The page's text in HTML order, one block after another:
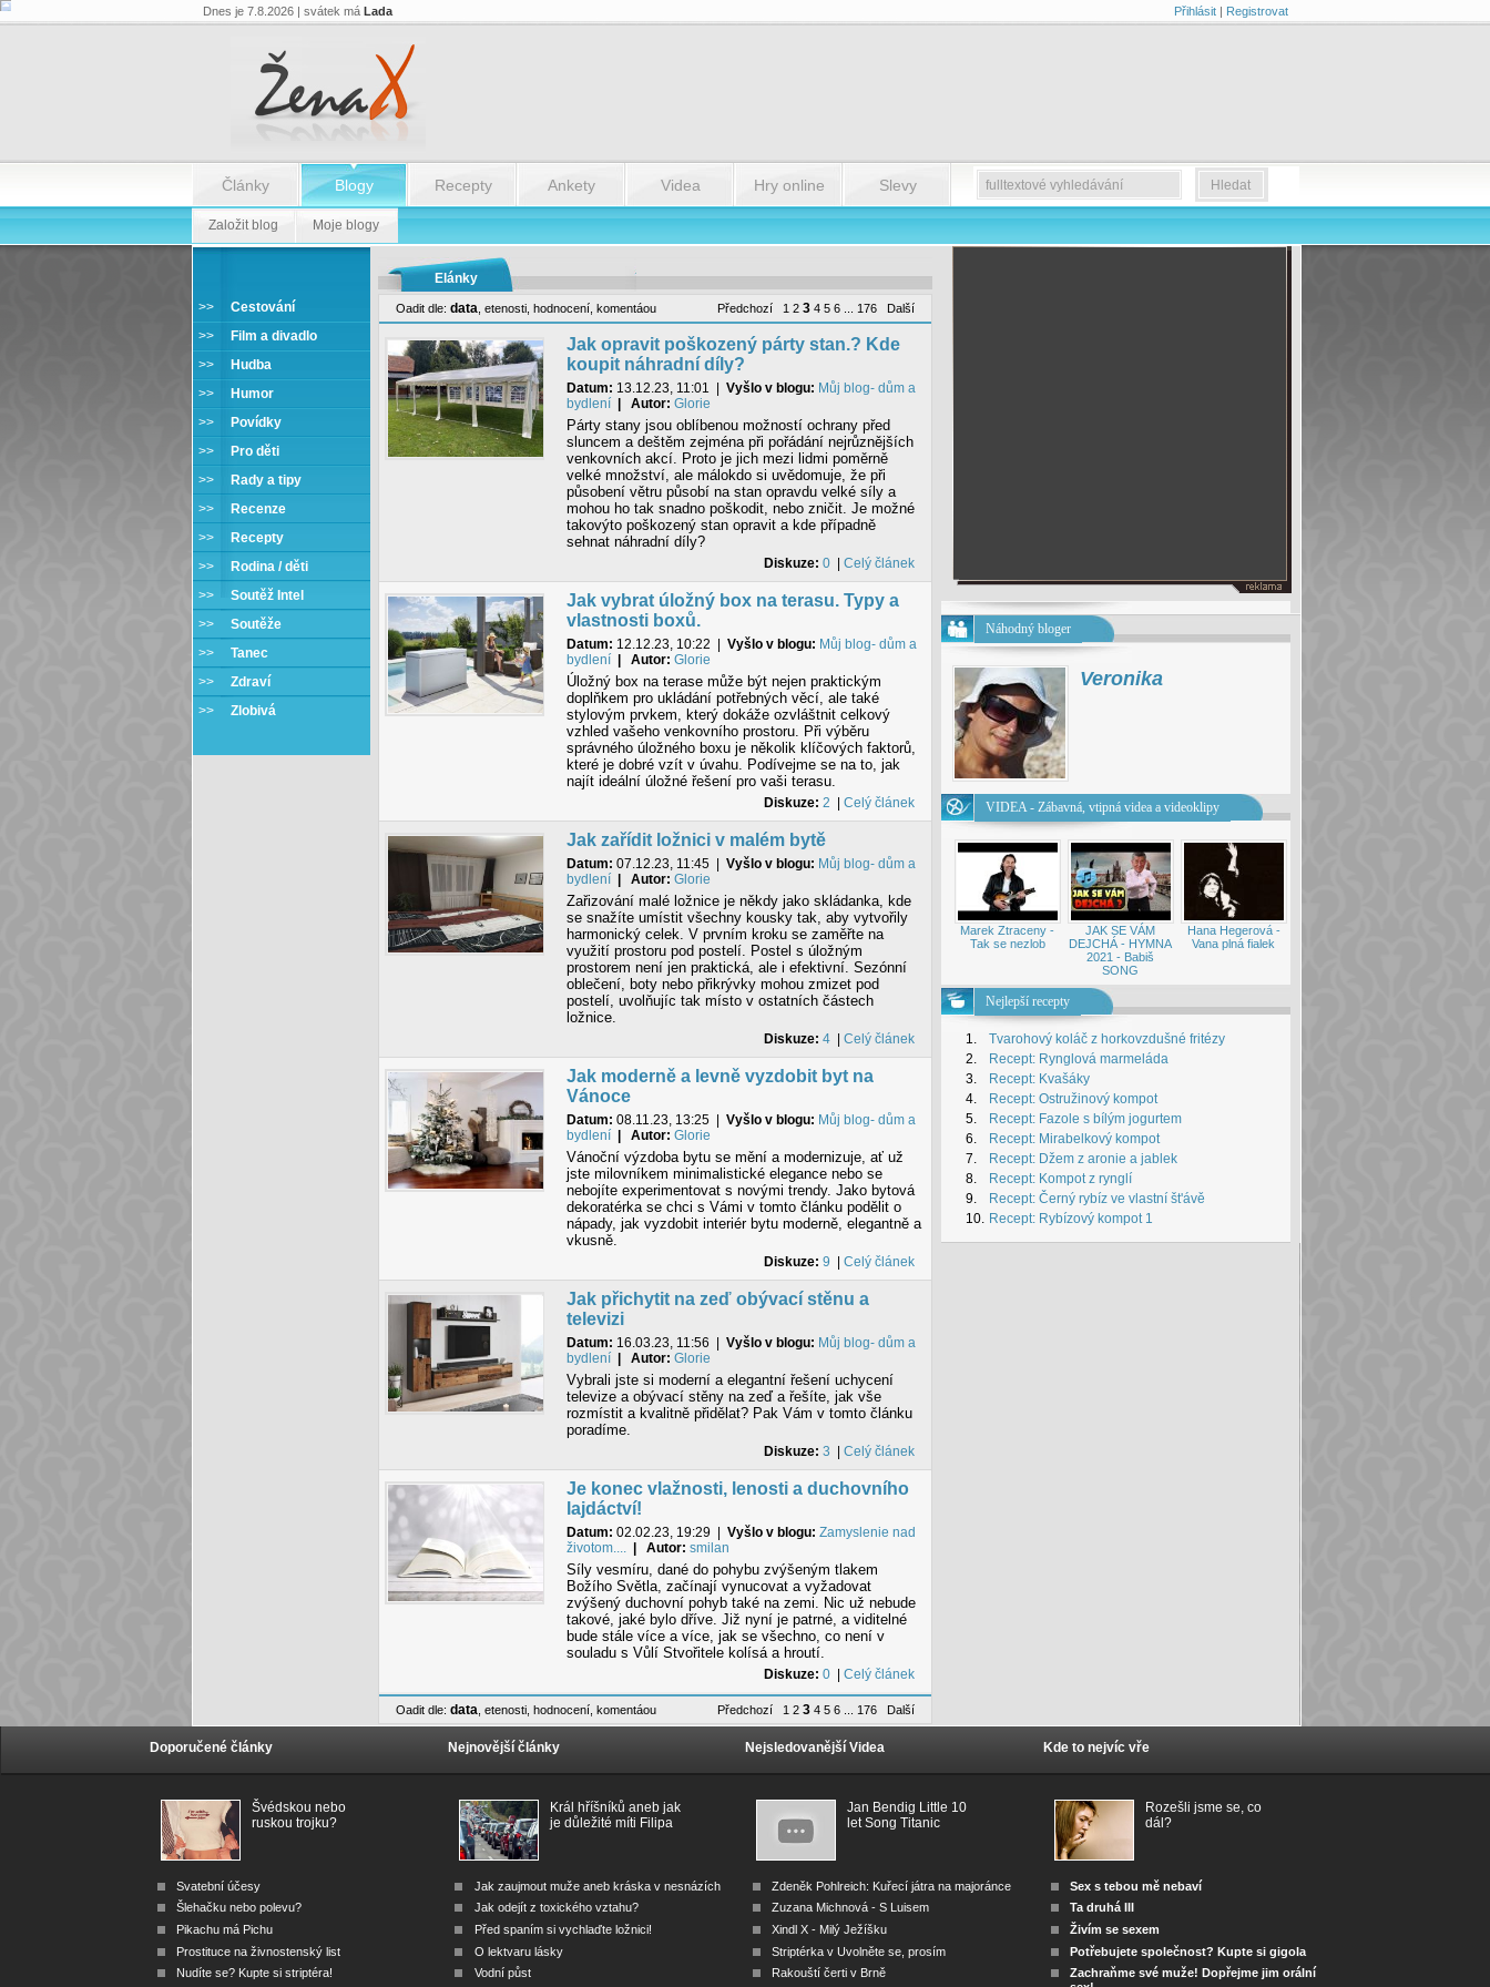
Dnes je 7.8.2026 | svátek má Lada Přihlásit| Registrovat
Články Blogy Recepty Ankety Videa Hry online Slevy
Založit blog Moje blogy
>> Cestování
>>
Film a divadlo
>>
Hudba
>>
Humor
>>
Povídky
>>
Pro děti
>>
Rady a tipy
>>
Recenze
>>
Recepty
>>
Rodina / děti
>> Soutěž Intel
>> Soutěže
>> Tanec
>> Zdraví
>> Zlobivá
Elánky
Oadit dle: data etenosti, hodnocení, komentáou Předchozí 1 2 3 4 5 6... 176 Další
Jak opravit poškozený párty stan.? Kde
koupit náhradní díly?
Datum: 13.12.23, 11:01 Vyšlo v blogu: Můj blog- dům a
bydlení| Autor: Glorie
Párty stany jsou oblíbenou možností ochrany před
sluncem a deštěm zejména při pořádání nejrůznějších
venkovních akcí. Proto je jich mezi lidmi poměrně
velké množství, ale málokdo si uvědomuje, že při
působení větru působí na stan opravdu velké síly a
mohou ho tak snadno poškodit, nebo zničit. Je možné
takovýto poškozený stan opravit a kde případně
sehnat náhradní díly?
Celý článek
Diskuze: 0|
Jak vybrat úložný box na terasu. Typy a
vlastnosti boxů.
Datum: 12.12.23, 10:22 Vyšlo v blogu: Můj blog- dům a
bydlení| Autor: Glorie
Úložný box na terase může být nejen praktickým
doplňkem pro ukládání potřebných věcí, ale také
stylovým prvkem, který dokáže ozvláštnit celkový
vzhled vašeho venkovního prostoru. Při výběru
správného úložného boxu je několik klíčových faktorů,
které je dobré vzít v úvahu. Podívejme se na to, jak
najít ideální úložné řešení pro vaši terasu.
Celý článek
Diskuze: 2
Jak zařídit ložnici v malém bytě
Datum: 07.12.23, 11:45| Vyšlo v blogu: Můj blog- dům a
bydlení| Autor: Glorie
Zařizování malé ložnice je někdy jako skládanka, kde
se snažíte umístit všechny kousky tak, aby vytvořily
harmonický celek. V prvním kroku se zaměřte na
využití prostoru pod postelí. Postel s úložným
prostorem není jen praktická, ale i efektivní. Sezónní
oblečení, boty nebo přikrývky mohou zmizet pod
postelí, uvolňujíc tak místo v ostatních částech
ložnice.
Celý článek
Diskuze: 4|
Jak moderně a levně vyzdobit byt na
Vánoce
Datum: 08.11.23, 13:25| Vyšlo v blogu: Můj blog- dům a
bydlení| Autor: Glorie
Vánoční výzdoba bytu se mění a modernizuje, ať už
jste milovníkem minimalistické elegance nebo se
nebojíte experimentovat s novými trendy. Jako bytová
dekoratérka se chci s Vámi v tomto článku podělit o
nápady, jak vyzdobit interiér bytu moderně, elegantně a
vkusně.
Celý článek
Diskuze: 9
Jak přichytit na zeď obývací stěnu a
televizi
Datum: 16.03.23, 11:56 Vyšlo v blogu: Můj blog- dům a
bydlení| Autor: Glorie
Vybrali jste si moderní a elegantní řešení uchycení
televize a obývací stěny na zeď a řešíte, jak vše
rozmístit a kvalitně přidělat? Pak Vám v tomto článku
poradíme.
Celý článek
Diskuze: 3
Je konec vlažnosti, lenosti a duchovního
lajdáctví!
Datum: 02.02.23, 19:29| Vyšlo v blogu: Zamyslenie nad
životom....| Autor: smilan
Síly vesmíru, dané do pohybu zvýšeným tlakem
Božího Světla, začínají vynucovat a vyžadovat
zvýšený duchovní pohyb také na zemi. Nic už nebude
takové, jaké bylo dříve. Již nyní je patrné, a viditelné
bude stále více a více, jak se všechno, co není v
souladu s Vůlí Stvořitele kolísá a hroutí.
Celý článek
Diskuze: 0|
Oadit dle: data etenosti, hodnocení, komentáou Předchozí 1 2 3 4 5 6... 176 Další
Náhodný bloger
Veronika
VIDEA - Zábavná, vtipná videa a videoklipy
Hana Hegerová -
Vana plná fialek
JAK SE VÁM
DEJCHÁ - HYMNA
2021 - Babiš
SONG
Marek Ztraceny -
Tak se nezlob
Nejlepší recepty
1.
Tvarohový koláč z horkovzdušné fritézy
2.
Recept: Rynglová marmeláda
3.
Recept: Kvašáky
4.
Recept: Ostružinový kompot
5.
Recept: Fazole s bílým jogurtem
6.
Recept: Mirabelkový kompot
7.
Recept: Džem z aronie a jablek
8.
Recept: Kompot z rynglí
9.
Recept: Černý rybíz ve vlastní št'ávě
10. Recept: Rybízový kompot 1
Doporučené články
Švédskou nebo
ruskou trojku?
Svatební účesy
Šlehačku nebo polevu?
Pikachu má Pichu
Prostituce na živnostenský list
Nudíte se? Kupte si striptéra!
Nejnovější články
Král hříšníků aneb jak
je důležité míti Filipa
Jak zaujmout muže aneb kráska v nesnázích
Jak odejít z toxického vztahu?
Před spaním si vychlaďte ložnici!
O lektvaru lásky
Vodní půst
Nejsledovanější Videa
Jan Bendig Little 10
let Song Titanic
Zdeněk Pohlreich: Kuřecí játra na majoránce
Zuzana Michnová - S Luisem
Xindl X - Milý Ježíšku
Striptérka v Uvolněte se, prosím
Rakouští čerti v Brně
Kde to nejvíc vře
Rozešli jsme se, co
dál?
Sex s tebou mě nebaví
Ta druhá III
Živím se sexem
Potřebujete společnost? Kupte si gigola
Zachraňme své muže! Dopřejme jim orální